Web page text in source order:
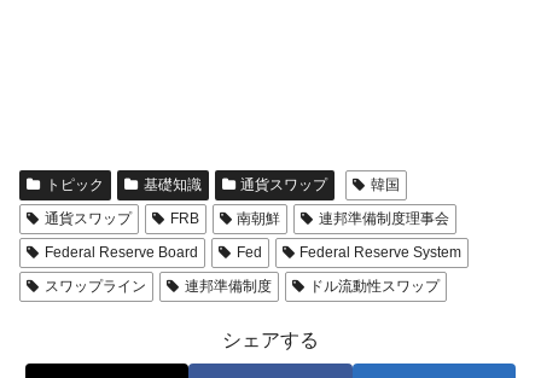
トピック 基礎知識 通貨スワップ
韓国
通貨スワップ
FRB 南朝鮮
連邦準備制度理事会
Federal Reserve Board
Fed
Federal Reserve System
スワップライン
連邦準備制度 ドル流動性スワップ
シェアする